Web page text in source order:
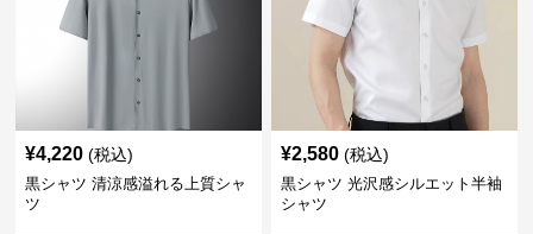
¥4,220 (税込)
黒シャツ 清涼感溢れる上質シャ
ツ
¥2,580 (税込)
黒シャツ 光沢感シルエット半袖
シャツ